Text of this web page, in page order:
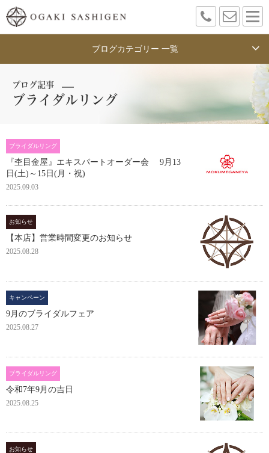
ブログカテゴリー 一覧
ブログ記事
ブライダルリング
ブライダルリング
『杢目金屋』エキスパートオーダー会 9月13
日(土)～15日(月・祝)
2025.09.03
お知らせ
【本店】営業時間変更のお知らせ
2025.08.28
キャンペーン
9月のブライダルフェア
2025.08.27
ブライダルリング
令和7年9月の吉日
2025.08.25
お知らせ